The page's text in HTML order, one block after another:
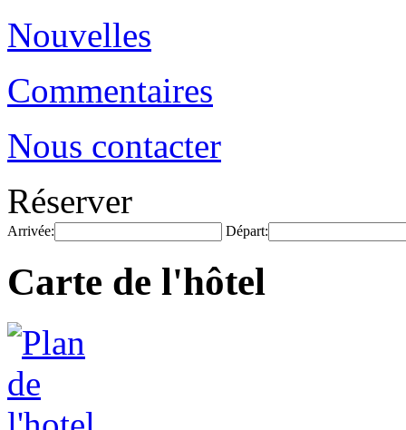
Nouvelles
Commentaires
Nous contacter
Réserver
Arrivée: Départ:
Carte de l'hôtel